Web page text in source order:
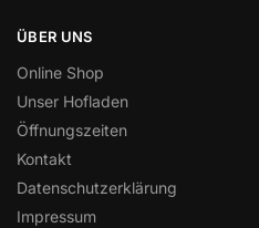
ÜBER UNS
Online Shop
Unser Hofladen
Öffnungszeiten
Kontakt
Datenschutzerklärung
Impressum